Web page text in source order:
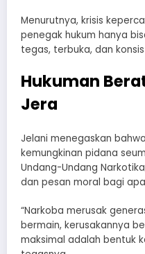
Menurutnya, krisis
penegak hukum hanya
tegas, terbuka, dan
Hukuman
Jera
Jelani menegaskan
kemungkinan pidana
Undang-Undang
dan pesan moral bagi
“Narkoba merusak
bermain, kerusakannya
maksimal adalah bentuk